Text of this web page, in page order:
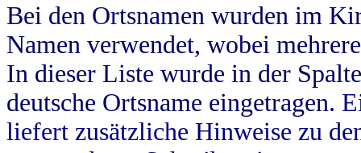
Bei den Ortsnamen wurden im
Namen verwendet, wobei
In dieser Liste wurde in der
deutsche Ortsname eingetragen.
liefert zusätzliche Hinweise zu